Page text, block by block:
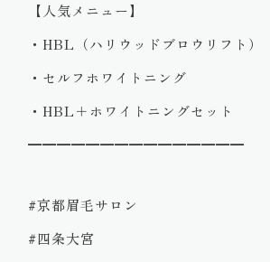
【人気メニュー】
・HBL（ハリウッドブロウリフト）
・セルフホワイトニング
・HBL＋ホワイトニングセット
━━━━━━━━━━━━━━━
#京都眉毛サロン
#四条大宮